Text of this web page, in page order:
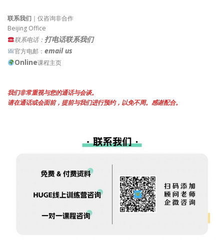
联系我们 ｜仅咨询非合作
Beijing Office
联系电话： 打电话联系我们
官方电邮： email us
Online课程主页
我们非常重视与您的通话与会谈。
请在通话或会面前，提前与我们进行预约，以免不周。感谢配合。